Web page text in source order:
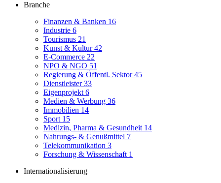
Branche
Finanzen & Banken 16
Industrie 6
Tourismus 21
Kunst & Kultur42
E-Commerce 22
NPO & NGO 51
Regierung & Öffentl. Sektor45
Dienstleister33
Eigenprojekt 6
Medien & Werbung 36
Immobilien 14
Sport 15
Medizin, Pharma & Gesundheit 14
Nahrungs- & Genußmittel 7
Telekommunikation 3
Forschung & Wissenschaft 1
Internationalisierung